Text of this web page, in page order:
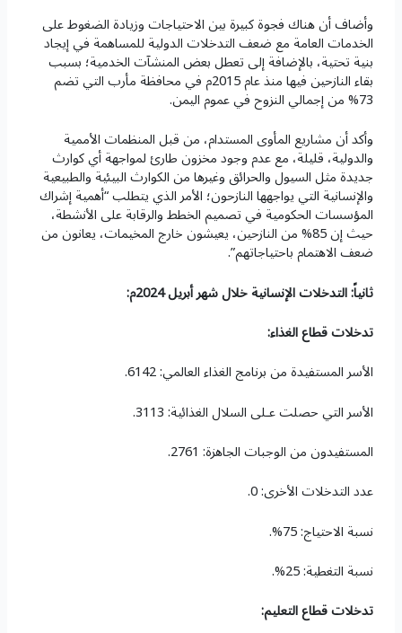
وأضاف أن هناك فجوة كبيرة بين الاحتياجات وزيادة الضغوط على
الخدمات العامة مع ضعف التدخلات الدولية للمساهمة في إيجاد
بنية تحتية، بالإضافة إلى تعطل بعض المنشآت الخدمية؛ بسبب
بقاء النازحين فيها منذ عام 2015م في محافظة مأرب التي تضم
73% من إجمالي النزوح في عموم اليمن.
وأكد أن مشاريع المأوى المستدام، من قبل المنظمات الأممية
والدولية، قليلة، مع عدم وجود مخزون طارئ لمواجهة أي كوارث
جديدة مثل السيول والحرائق وغيرها من الكوارث البيئية والطبيعية
والإنسانية التي يواجهها النازحون؛ الأمر الذي يتطلب “أهمية إشراك
المؤسسات الحكومية في تصميم الخطط والرقابة على الأنشطة،
حيث إن 85% من النازحين، يعيشون خارج المخيمات، يعانون من
ضعف الاهتمام باحتياجاتهم”.
ثانياً: التدخلات الإنسانية خلال شهر أبريل 2024م:
تدخلات قطاع الغذاء:
الأسر المستفيدة من برنامج الغذاء العالمي: 6142.
الأسر التي حصلت عـلى السلال الغذائية: 3113.
المستفيدون من الوجبات الجاهزة: 2761.
عدد التدخلات الأخرى: 0.
نسبة الاحتياج: 75%.
نسبة التغطية: 25%.
تدخلات قطاع التعليم: